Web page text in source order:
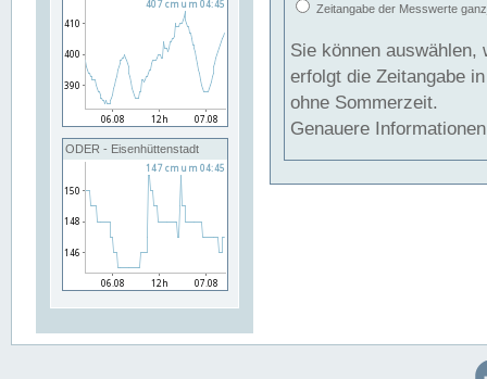
ODER - Eisenhüttenstadt
Zeitangabe der Messwerte
Sie können auswählen,
erfolgt die Zeitangabe
ohne Sommerzeit.
Genauere